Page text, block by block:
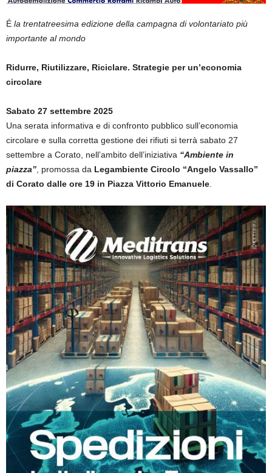
É la trentatreesima edizione della campagna di volontariato più
importante al mondo
Ridurre, Riutilizzare, Riciclare. Strategie per un’economia
circolare
Sabato 27 settembre 2025
Una serata informativa e di confronto pubblico sull’economia
circolare e sulla corretta gestione dei rifiuti si terrà sabato 27
settembre a Corato, nell’ambito dell’iniziativa “Ambiente in
piazza” , promossa da Legambiente Circolo “Angelo Vassallo”
di Corato dalle ore 19 in Piazza Vittorio Emanuele